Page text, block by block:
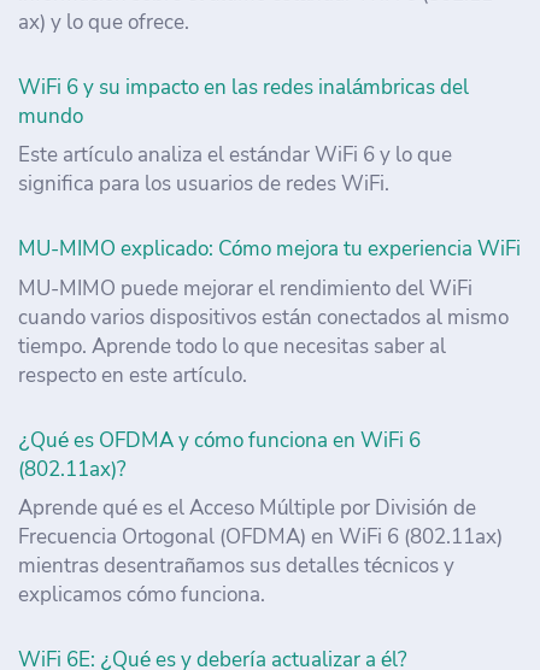
ax) y lo que ofrece.
WiFi 6 y su impacto en las redes inalámbricas del
mundo
Este artículo analiza el estándar WiFi 6 y lo que
significa para los usuarios de redes WiFi.
MU-MIMO explicado: Cómo mejora tu experiencia WiFi
MU-MIMO puede mejorar el rendimiento del WiFi
cuando varios dispositivos están conectados al mismo
tiempo. Aprende todo lo que necesitas saber al
respecto en este artículo.
¿Qué es OFDMA y cómo funciona en WiFi 6
(802.11ax)?
Aprende qué es el Acceso Múltiple por División de
Frecuencia Ortogonal (OFDMA) en WiFi 6 (802.11ax)
mientras desentrañamos sus detalles técnicos y
explicamos cómo funciona.
WiFi 6E: ¿Qué es y debería actualizar a él?